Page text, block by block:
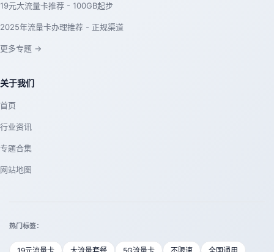
19元大流量卡推荐 - 100GB起步
2025年流量卡办理推荐 - 正规渠道
更多专题 →
关于我们
首页
行业资讯
专题合集
网站地图
热门标签：